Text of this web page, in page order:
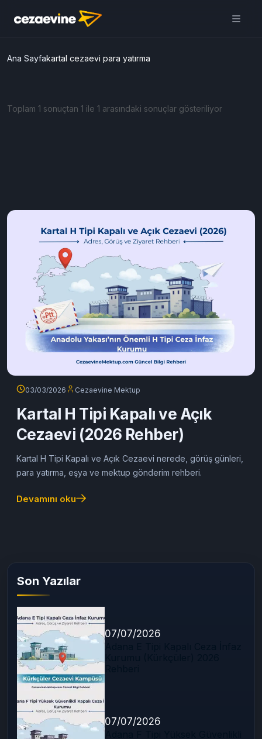
Ana Sayfakartal cezaevi para yatırma
Toplam 1 sonuçtan 1 ile 1 arasındaki sonuçlar gösteriliyor
03/03/2026 Cezaevine Mektup
Kartal H Tipi Kapalı ve Açık
Cezaevi (2026 Rehber)
Kartal H Tipi Kapalı ve Açık Cezaevi nerede, görüş günleri,
para yatırma, eşya ve mektup gönderim rehberi.
Devamını oku
Son Yazılar
07/07/2026
07/07/2026